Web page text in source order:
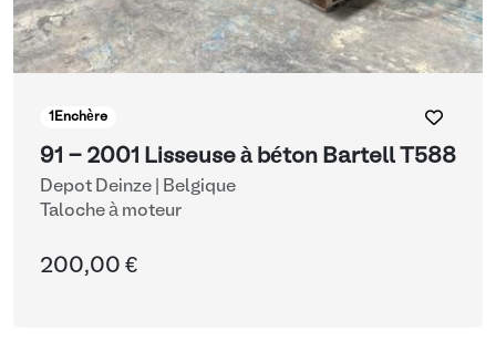
1 Enchère
91 - 2001 Lisseuse à béton Bartell T588
Depot Deinze | Belgique
Taloche à moteur
200,00 €